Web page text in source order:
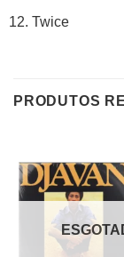
Twice
PRODUTOS